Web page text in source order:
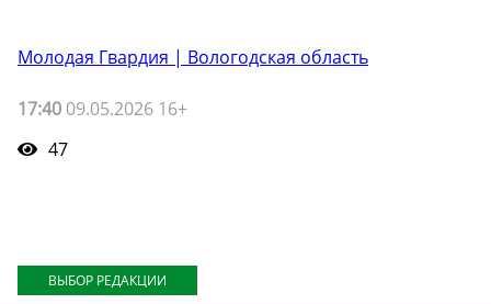
Молодая Гвардия | Вологодская область
17:40 09.05.2026 16+
47
ВЫБОР РЕДАКЦИИ